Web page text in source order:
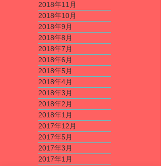
2018年11月
2018年10月
2018年9月
2018年8月
2018年7月
2018年6月
2018年5月
2018年4月
2018年3月
2018年2月
2018年1月
2017年12月
2017年5月
2017年3月
2017年1月